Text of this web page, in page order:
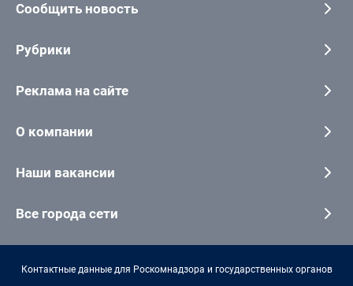
Сообщить новость
Рубрики
Реклама на сайте
О компании
Наши вакансии
Все города сети
Контактные данные для Роскомнадзора и государственных органов